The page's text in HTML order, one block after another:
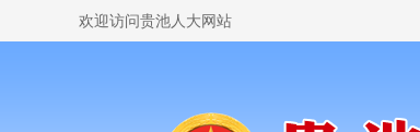
欢迎访问贵池人大网站